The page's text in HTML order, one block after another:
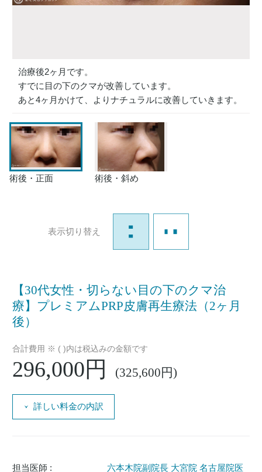
治療後2ヶ月です。
すでに目の下のクマが改善しています。
あと4ヶ月かけて、よりナチュラルに改善していきます。
術後・正面 術後・斜め
表示切り替え
【30代女性・切らない目の下のクマ治
療】プレミアムPRP皮膚再生療法（2ヶ月
後）
合計費用 ※ ( )内は税込みの金額です
296,000円 (325,600円)
詳しい料金の内訳
担当医師 :
六本木院副院長 大宮院 名古屋院医